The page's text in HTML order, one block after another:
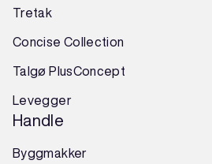
Tretak
Concise Collection
Talgø PlusConcept
Levegger
Handle
Byggmakker